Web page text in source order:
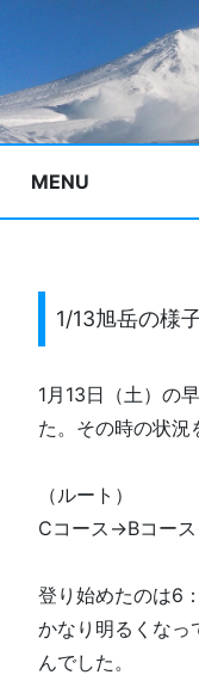
MENU
1/13旭岳の様
1月13日（土）の
た。その時の状況
（ルート）
Cコース→Bコー
登り始めたのは6
かなり明るくなっ
んでした。